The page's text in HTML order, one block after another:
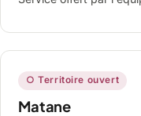
○ Territoire ouvert
Matane